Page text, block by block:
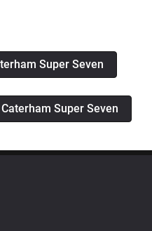
Super Seven
Super Seven